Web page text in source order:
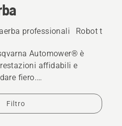
professionali Robot
Automower® è
affidabili e
fiero.
sono al tuo
e assistenza.
Filtro